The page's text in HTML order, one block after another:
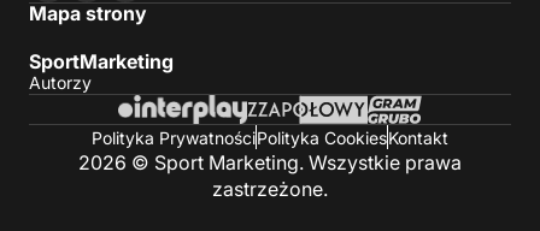
Mapa strony
SportMarketing
Autorzy
Polityka PrywatnościPolityka CookiesKontakt
2026 © Sport Marketing. Wszystkie prawa
zastrzeżone.